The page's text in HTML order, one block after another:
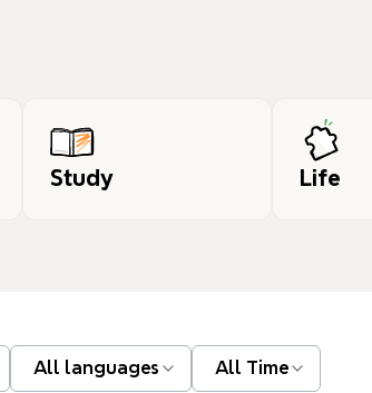
Study Life
All languages All Time